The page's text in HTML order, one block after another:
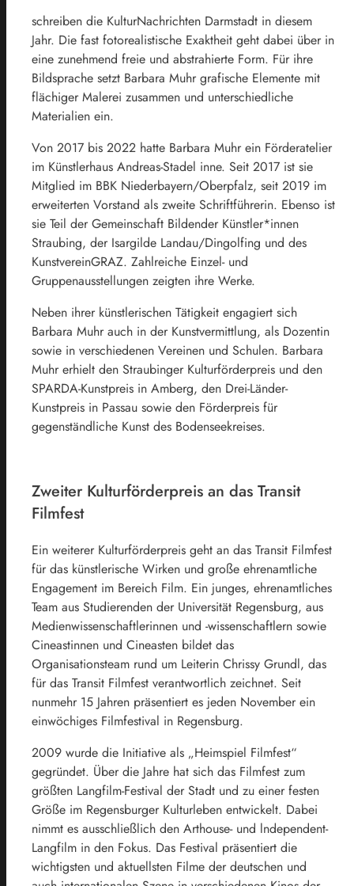
schreiben die KulturNachrichten Darmstadt in diesem
Jahr. Die fast fotorealistische Exaktheit geht dabei über in
eine zunehmend freie und abstrahierte Form. Für ihre
Bildsprache setzt Barbara Muhr grafische Elemente mit
flächiger Malerei zusammen und unterschiedliche
Materialien ein.
Von 2017 bis 2022 hatte Barbara Muhr ein Förderatelier
im Künstlerhaus Andreas-Stadel inne. Seit 2017 ist sie
Mitglied im BBK Niederbayern/Oberpfalz, seit 2019 im
erweiterten Vorstand als zweite Schriftführerin. Ebenso ist
sie Teil der Gemeinschaft Bildender Künstler*innen
Straubing, der Isargilde Landau/Dingolfing und des
KunstvereinGRAZ. Zahlreiche Einzel- und
Gruppenausstellungen zeigten ihre Werke.
Neben ihrer künstlerischen Tätigkeit engagiert sich
Barbara Muhr auch in der Kunstvermittlung, als Dozentin
sowie in verschiedenen Vereinen und Schulen. Barbara
Muhr erhielt den Straubinger Kulturförderpreis und den
SPARDA-Kunstpreis in Amberg, den Drei-Länder-
Kunstpreis in Passau sowie den Förderpreis für
gegenständliche Kunst des Bodenseekreises.
Zweiter Kulturförderpreis an das Transit
Filmfest
Ein weiterer Kulturförderpreis geht an das Transit Filmfest
für das künstlerische Wirken und große ehrenamtliche
Engagement im Bereich Film. Ein junges, ehrenamtliches
Team aus Studierenden der Universität Regensburg, aus
Medienwissenschaftlerinnen und -wissenschaftlern sowie
Cineastinnen und Cineasten bildet das
Organisationsteam rund um Leiterin Chrissy Grundl, das
für das Transit Filmfest verantwortlich zeichnet. Seit
nunmehr 15 Jahren präsentiert es jeden November ein
einwöchiges Filmfestival in Regensburg.
2009 wurde die Initiative als „Heimspiel Filmfest“
gegründet. Über die Jahre hat sich das Filmfest zum
größten Langfilm-Festival der Stadt und zu einer festen
Größe im Regensburger Kulturleben entwickelt. Dabei
nimmt es ausschließlich den Arthouse- und lndependent-
Langfilm in den Fokus. Das Festival präsentiert die
wichtigsten und aktuellsten Filme der deutschen und